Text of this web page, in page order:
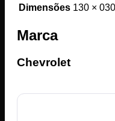
Dimensões 130 ×
Marca
Chevrolet